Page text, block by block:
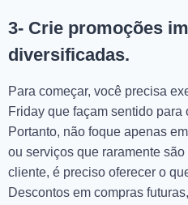
3- Crie promoções
diversificadas.
Para começar, você precisa
Friday que façam sentido para
Portanto, não foque apenas
ou serviços que raramente
cliente, é preciso oferecer o
Descontos em compras